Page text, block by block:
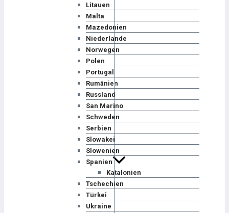
Litauen
Malta
Mazedonien
Niederlande
Norwegen
Polen
Portugal
Rumänien
Russland
San Marino
Schweden
Serbien
Slowakei
Slowenien
Spanien
Katalonien
Tschechien
Türkei
Ukraine